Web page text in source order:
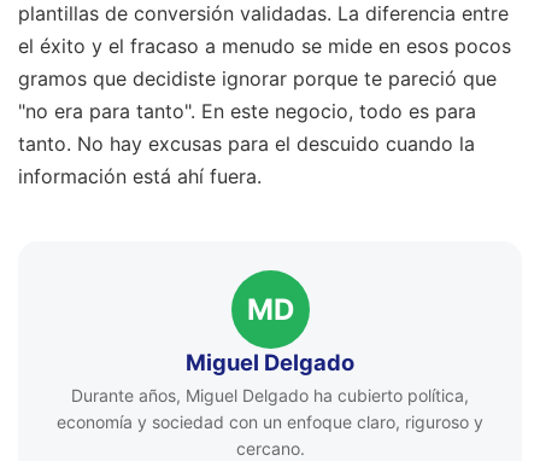
plantillas de conversión validadas. La diferencia entre
el éxito y el fracaso a menudo se mide en esos pocos
gramos que decidiste ignorar porque te pareció que
"no era para tanto". En este negocio, todo es para
tanto. No hay excusas para el descuido cuando la
información está ahí fuera.
MD
Miguel Delgado
Durante años, Miguel Delgado ha cubierto política,
economía y sociedad con un enfoque claro, riguroso y
cercano.